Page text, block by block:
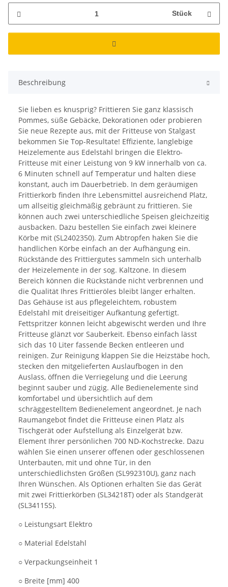
Stück
Beschreibung
Sie lieben es knusprig? Frittieren Sie ganz klassisch
Pommes, süße Gebäcke, Dekorationen oder probieren
Sie neue Rezepte aus, mit der Fritteuse von Stalgast
bekommen Sie Top-Resultate! Effiziente, langlebige
Heizelemente aus Edelstahl bringen die Elektro-
Fritteuse mit einer Leistung von 9 kW innerhalb von ca.
6 Minuten schnell auf Temperatur und halten diese
konstant, auch im Dauerbetrieb. In dem geräumigen
Frittierkorb finden Ihre Lebensmittel ausreichend Platz,
um allseitig gleichmäßig gebräunt zu frittieren. Sie
können auch zwei unterschiedliche Speisen gleichzeitig
ausbacken. Dazu bestellen Sie einfach zwei kleinere
Körbe mit (SL2402350). Zum Abtropfen haken Sie die
handlichen Körbe einfach an der Aufhängung ein.
Rückstände des Frittiergutes sammeln sich unterhalb
der Heizelemente in der sog. Kaltzone. In diesem
Bereich können die Rückstände nicht verbrennen und
die Qualität Ihres Frittieröles bleibt länger erhalten.
Das Gehäuse ist aus pflegeleichtem, robustem
Edelstahl mit dreiseitiger Aufkantung gefertigt.
Fettspritzer können leicht abgewischt werden und Ihre
Fritteuse glänzt vor Sauberkeit. Ebenso einfach lässt
sich das 10 Liter fassende Becken entleeren und
reinigen. Zur Reinigung klappen Sie die Heizstäbe hoch,
stecken den mitgelieferten Auslaufbogen in den
Auslass, öffnen die Verriegelung und die Leerung
beginnt sauber und zügig. Alle Bedienelemente sind
komfortabel und übersichtlich auf dem
schräggestelltem Bedienelement angeordnet. Je nach
Raumangebot findet die Fritteuse einen Platz als
Tischgerät oder Aufstellung als Einzelgerät bzw.
Element Ihrer persönlichen 700 ND-Kochstrecke. Dazu
wählen Sie einen unserer offenen oder geschlossenen
Unterbauten, mit und ohne Tür, in den
unterschiedlichsten Größen (SL992310U), ganz nach
Ihren Wünschen. Als Optionen erhalten Sie das Gerät
mit zwei Frittierkörben (SL34218T) oder als Standgerät
(SL34115S).
○ Leistungsart Elektro
○ Material Edelstahl
○ Verpackungseinheit 1
○ Breite [mm] 400